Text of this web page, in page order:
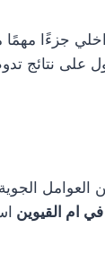
جزءًا
على نتائج
ام القيوين